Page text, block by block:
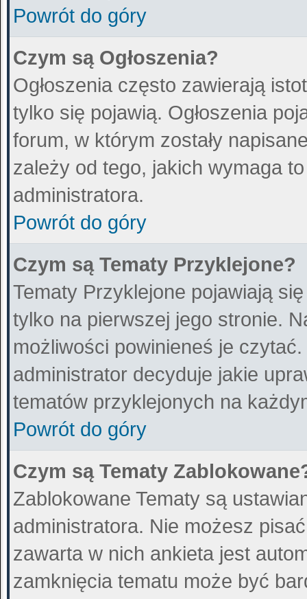
Powrót do góry
Czym są Ogłoszenia?
Ogłoszenia często zawierają
tylko się pojawią. Ogłoszenia
forum, w którym zostały
zależy od tego, jakich wymaga
administratora.
Powrót do góry
Czym są Tematy Przyklejone?
Tematy Przyklejone pojawiają
tylko na pierwszej jego stronie.
możliwości powinieneś je
administrator decyduje jakie
tematów przyklejonych na
Powrót do góry
Czym są Tematy
Zablokowane Tematy są
administratora. Nie możesz
zawarta w nich ankieta jest
zamknięcia tematu może być